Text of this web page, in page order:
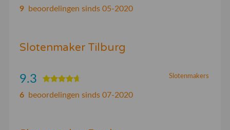
9beoordelingen sinds 05-2020
Slotenmaker Tilburg
Slotenmakers
9.3
6beoordelingen sinds 07-2020